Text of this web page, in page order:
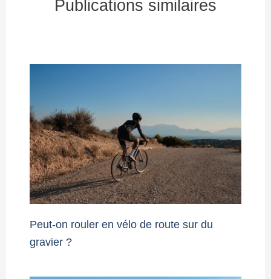
Publications similaires
Peut-on rouler en vélo de route sur du
gravier ?